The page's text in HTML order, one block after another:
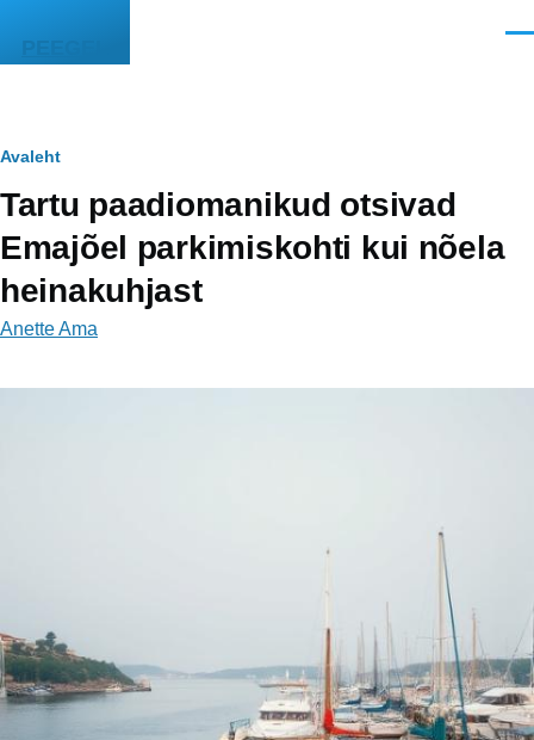
PEEGEL
Leivapuru
Avaleht
Tartu paadiomanikud otsivad
Emajõel parkimiskohti kui nõela
heinakuhjast
Anette Ama